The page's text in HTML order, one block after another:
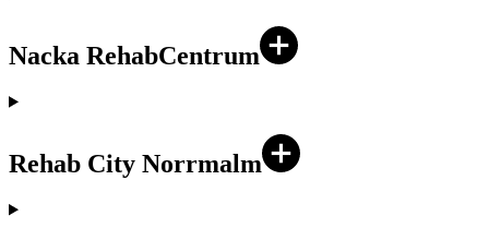
Nacka RehabCentrum
Rehab City Norrmalm